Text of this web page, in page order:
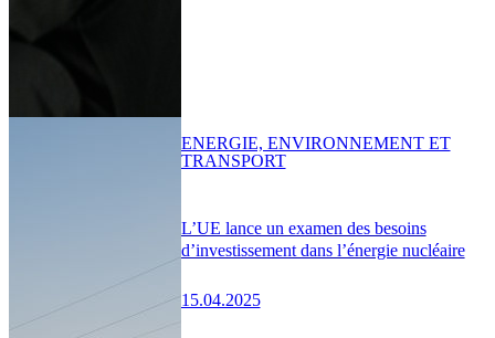
L’UE lance un examen des besoins
d’investissement dans l’énergie nucléaire
15.04.2025
ENERGIE, ENVIRONNEMENT ET
TRANSPORT